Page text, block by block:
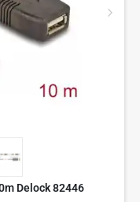
Delock 82446